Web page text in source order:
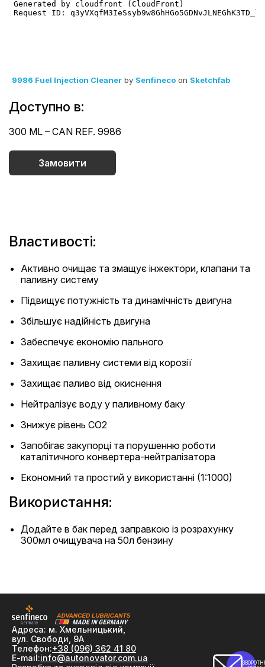
9986 Fuel Injection Cleaner by Senfineco on Sketchfab
Доступно в:
300 ML – CAN REF. 9986
Замовити
Властивості:
Активно очищає та змащує інжектори, клапани та
паливну систему
Підвищує потужність та динамічність двигуна
Збільшує надійність двигуна
Забеспечує економію пального
Захищає паливну системи від корозії
Захищає паливо від окиснення
Нейтралізує воду у паливному баку
Знижує рівень CO2
Запобігає закупорці та порушенню роботи
каталітичного конвертера-нейтралізатора
Економний та простий у використанні (1:1000)
Використання:
Додайте в бак перед заправкою із розрахунку
300мл очищувача на 50л бензину
Адреса: м. Хмельницький,
вул. Свободи, 9А
Телефон:+38 (096) 362 41 80
E-mail:info@autonovator.com.ua